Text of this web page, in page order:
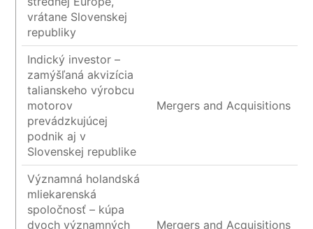
vrátane Slovenskej
republiky
Indický investor –
zamýšľaná akvizícia
talianskeho výrobcu
motorov
prevádzkujúcej
podnik aj v
Slovenskej republike
Mergers and Acquisitions
Významná holandská
mliekarenská
spoločnosť – kúpa
dvoch významných
Mergers and Acquisitions